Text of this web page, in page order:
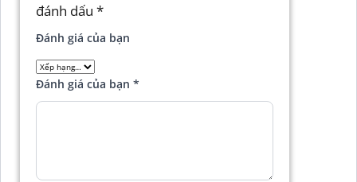
đánh dấu *
Đánh giá của bạn
Đánh giá của bạn *